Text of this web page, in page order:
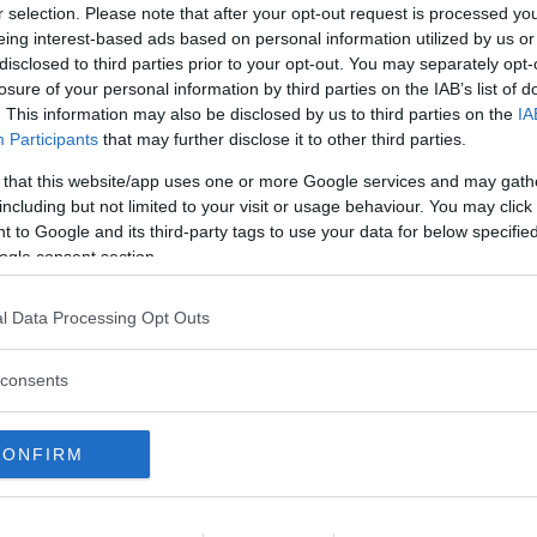
selection. Please note that after your opt-out request is processed
interest-based ads based on personal information utilized by us
to third parties prior to your opt-out. You may separately
of your personal information by third parties on the IAB’s list of
This information may also be disclosed by us to third parties on the
Participants that may further disclose it to other third parties.
that this website/app uses one or more Google services and may
but not limited to your visit or usage behaviour. You may
to Google and its third-party tags to use your data for below
consent section.
Data Processing Opt Outs
da Elisa Esposito, probabilmente, fanno
ricevute nelle ultime settimane. La
2023, era finita nel mirino di alcunihater
i suoi video: “Ma vai a lavorare”, si
post. “
Se voi guadagnate, con uno
mese, è colpa vostra non mia”, aveva
ricevuto gliinsulti.
alle critiche social: "Non so chi vi
smettere"
si è lamentata della continua